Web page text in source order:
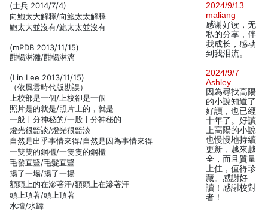
(士兵 2014/7/4)
向鮑太大解釋/向鮑太太解釋
鮑太大並沒有/鮑太太並沒有
(mPDB 2013/11/15)
酣暢淋灕/酣暢淋漓
(Lin Lee 2013/11/15)
（依風雲時代版勘誤）
上校部是一個/上校卻是一個
照片是的就是/照片上的，就是
一般十分神秘的/一股十分神秘的
燈光很黯談/燈光很黯淡
自然是出乎事情來得/自然是因為事情來得
一雙雙的鋼櫃/一隻隻的鋼櫃
毛發直豎/毛髮直豎
揚了一場/揚了一揚
額頭上的在滲著汗/額頭上在滲著汗
頭上項著/頭上頂著
水壇/水罈
2024/9/13
maliang
感谢好读，无
私的分享，伴
我成长，感动
到我泪流。
2024/9/7
Ashley
因為尋找高陽
的小說知道了
好讀，也已經
十年了。好讀
上高陽的小說
也慢慢地持續
更新，越來越
全，而且質量
上佳，值得珍
藏。感謝好
讀！感謝校對
者！